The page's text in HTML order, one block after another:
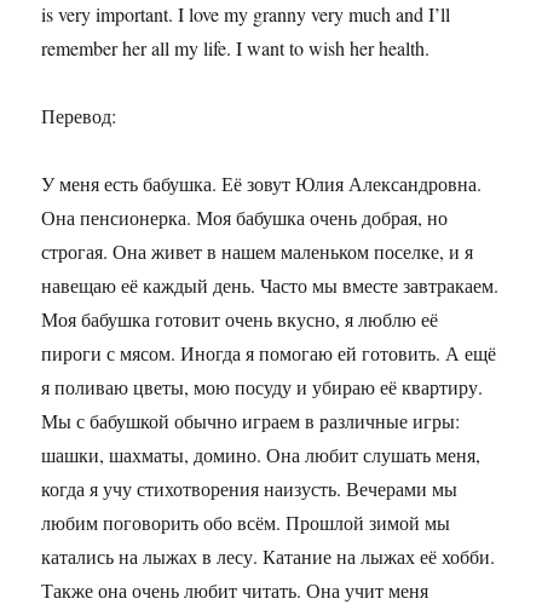
is very important. I love my granny very much and I’ll
remember her all my life. I want to wish her health.
Перевод:
У меня есть бабушка. Её зовут Юлия Александровна.
Она пенсионерка. Моя бабушка очень добрая, но
строгая. Она живет в нашем маленьком поселке, и я
навещаю её каждый день. Часто мы вместе завтракаем.
Моя бабушка готовит очень вкусно, я люблю её
пироги с мясом. Иногда я помогаю ей готовить. А ещё
я поливаю цветы, мою посуду и убираю её квартиру.
Мы с бабушкой обычно играем в различные игры:
шашки, шахматы, домино. Она любит слушать меня,
когда я учу стихотворения наизусть. Вечерами мы
любим поговорить обо всём. Прошлой зимой мы
катались на лыжах в лесу. Катание на лыжах её хобби.
Также она очень любит читать. Она учит меня